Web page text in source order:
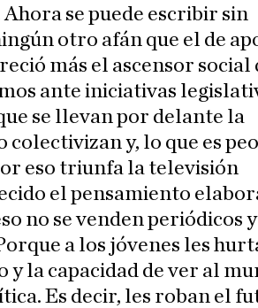
se puede escribir sin
otro afán que el de
más el ascensor social
ante iniciativas
se llevan por delante la
y, lo que es
eso triunfa la televisión
el pensamiento
no se venden periódicos
a los jóvenes les
la capacidad de ver al
Es decir, les roban el